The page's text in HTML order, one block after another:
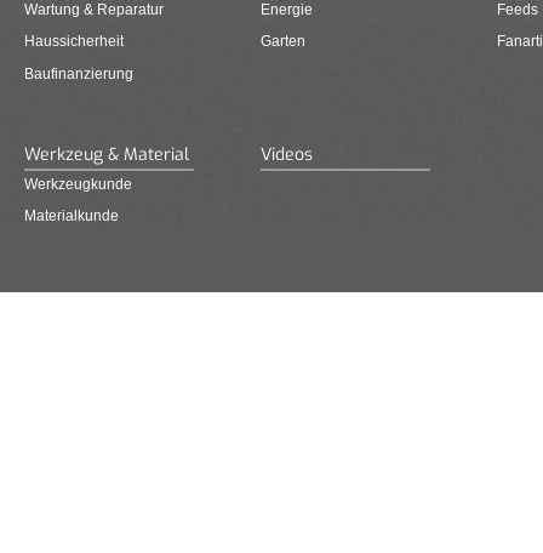
Wartung & Reparatur
Haussicherheit
Baufinanzierung
Energie
Garten
Feeds
Werkzeug & Material
Werkzeugkunde
Materialkunde
Videos